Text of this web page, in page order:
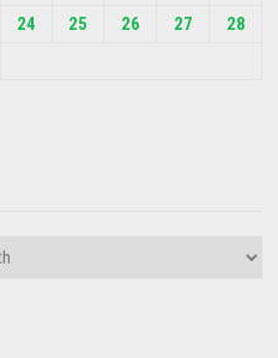
24 25 26 27
28